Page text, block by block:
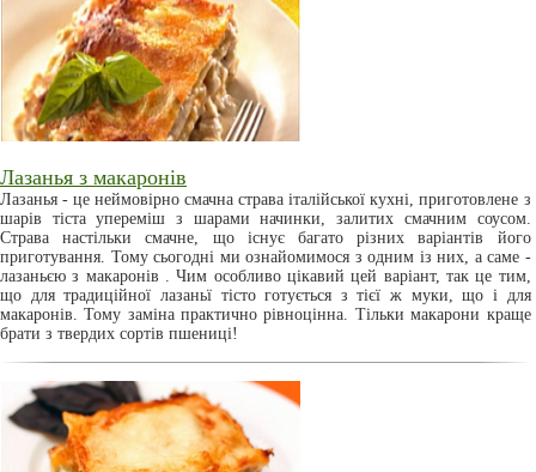
Лазанья з макаронів
Лазанья - це неймовірно смачна страва італійської кухні, приготовлене з
шарів тіста упереміш з шарами начинки, залитих смачним соусом.
Страва настільки смачне, що існує багато різних варіантів його
приготування. Тому сьогодні ми ознайомимося з одним із них, а саме -
лазаньєю з макаронів . Чим особливо цікавий цей варіант, так це тим,
що для традиційної лазаньї тісто готується з тієї ж муки, що і для
макаронів. Тому заміна практично рівноцінна. Тільки макарони краще
брати з твердих сортів пшениці!